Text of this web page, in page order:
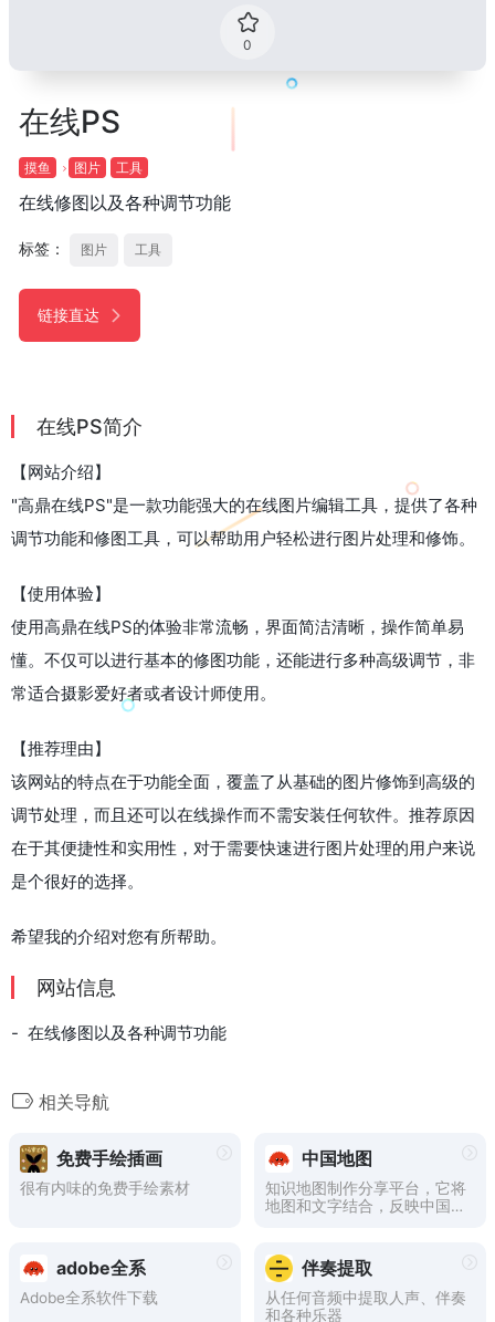
0
在线PS
摸鱼 图片 工具
在线修图以及各种调节功能
标签： 图片 工具
链接直达
在线PS简介
【网站介绍】
"高鼎在线PS"是一款功能强大的在线图片编辑工具，提供了各种
调节功能和修图工具，可以帮助用户轻松进行图片处理和修饰。
【使用体验】
使用高鼎在线PS的体验非常流畅，界面简洁清晰，操作简单易
懂。不仅可以进行基本的修图功能，还能进行多种高级调节，非
常适合摄影爱好者或者设计师使用。
【推荐理由】
该网站的特点在于功能全面，覆盖了从基础的图片修饰到高级的
调节处理，而且还可以在线操作而不需安装任何软件。推荐原因
在于其便捷性和实用性，对于需要快速进行图片处理的用户来说
是个很好的选择。
希望我的介绍对您有所帮助。
网站信息
- 在线修图以及各种调节功能
相关导航
免费手绘插画
很有内味的免费手绘素材
中国地图
知识地图制作分享平台，它将
地图和文字结合，反映中国历
adobe全系
Adobe全系软件下载
伴奏提取
从任何音频中提取人声、伴奏
和各种乐器